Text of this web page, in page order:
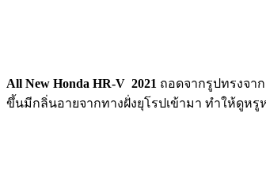
All New Honda HR-V 2021 ถอดจากรูปทรงจา
ขึ้นมีกลิ่นอายจากทางฝั่งยุโรปเข้ามา ทำให้ดู